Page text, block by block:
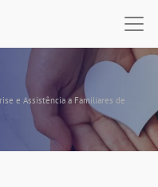
e Assistência a Familiares de